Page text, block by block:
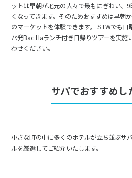
ットは早朝が地元の人々で最もにぎわい、
くなってきます。そのためおすすめは早朝
のマーケットを体験できます。 STWでも
パ発Bac Haランチ付き日帰りツアーを実施
わせください。
サパでおすすめし
小さな町の中に多くのホテルが立ち並ぶサ
ルを厳選してご紹介いたします。